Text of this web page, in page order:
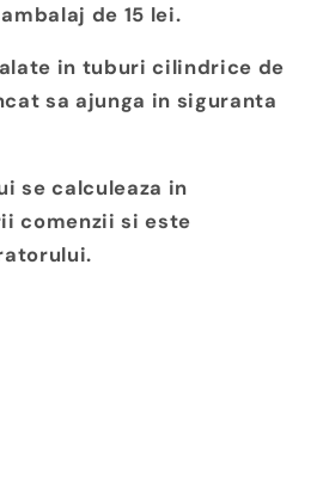
de 15 lei.
in tuburi cilindrice de
sa ajunga in siguranta
se calculeaza in
comenzii si este